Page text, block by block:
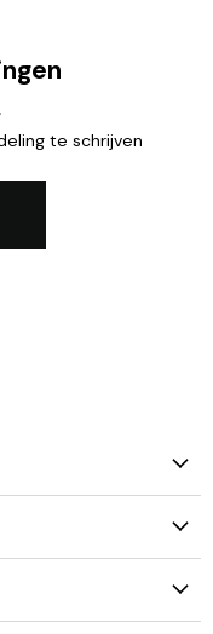
te schrijven